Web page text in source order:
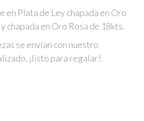
en Plata de Ley chapada en Oro
chapada en Oro Rosa de 18kts.
se envían con nuestro
¡listo para regalar!